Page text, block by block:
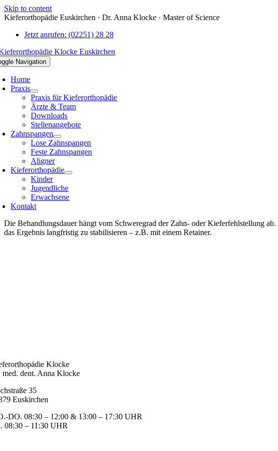
Skip to content
Kieferorthopädie Euskirchen · Dr. Anna Klocke · Master of Science
Jetzt anrufen: (02251) 28 28
Navigation
Home
Praxis
Praxis für Kieferorthopädie
Ärzte & Team
Downloads
Stellenangebote
Zahnspangen
Lose Zahnspangen
Feste Zahnspangen
Aligner
Kieferorthopädie
Kinder
Jugendliche
Erwachsene
Kontakt
Die Behandlungsdauer hängt vom Schweregrad der Zahn- oder Kieferfehlstellung
das Ergebnis langfristig zu stabilisieren – z.B. mit einem Retainer.
Klocke
med. dent. Anna Klocke
35
Euskirchen
DO. 08:30 – 12:00 & 13:00 – 17:30 UHR
08:30 – 11:30 UHR